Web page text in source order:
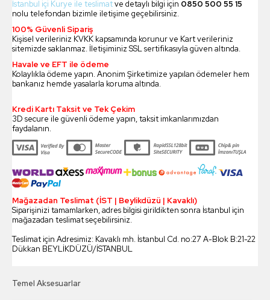
İstanbul içi Kurye ile teslimatve detaylı bilgi için 0850 500 55 15
nolu telefondan bizimle iletişime geçebilirsiniz.
100% Güvenli Sipariş
Kişisel verileriniz KVKK kapsamında korunur ve Kart verileriniz
sitemizde saklanmaz. İletişiminiz SSL sertifikasıyla güven altında.
Havale ve EFT ile ödeme
Kolaylıkla ödeme yapın. Anonim Şirketimize yapılan ödemeler hem
bankanız hemde yasalarla koruma altında.
Kredi Kartı Taksit ve Tek Çekim
3D secure ile güvenli ödeme yapın, taksit imkanlarımızdan
faydalanın.
Mağazadan Teslimat (İST | Beylikdüzü | Kavaklı)
Siparişinizi tamamlarken, adres bilgisi girildikten sonra İstanbul için
mağazadan teslimat seçebilirsiniz.
Teslimat için Adresimiz: Kavaklı mh. İstanbul Cd. no:27 A-Blok B:21-22
Dükkan BEYLİKDÜZÜ/İSTANBUL
Temel Aksesuarlar